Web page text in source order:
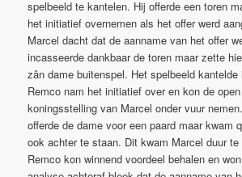
spelbeeld te kantelen. Hij offerde een toren
het initiatief overnemen als het offer werd
Marcel dacht dat de aanname van het offer
incasseerde dankbaar de toren maar zette
zân dame buitenspel. Het spelbeeld
Remco nam het initiatief over en kon de open
koningsstelling van Marcel onder vuur
offerde de dame voor een paard maar kwam
ook achter te staan. Dit kwam Marcel duur te
Remco kon winnend voordeel behalen en